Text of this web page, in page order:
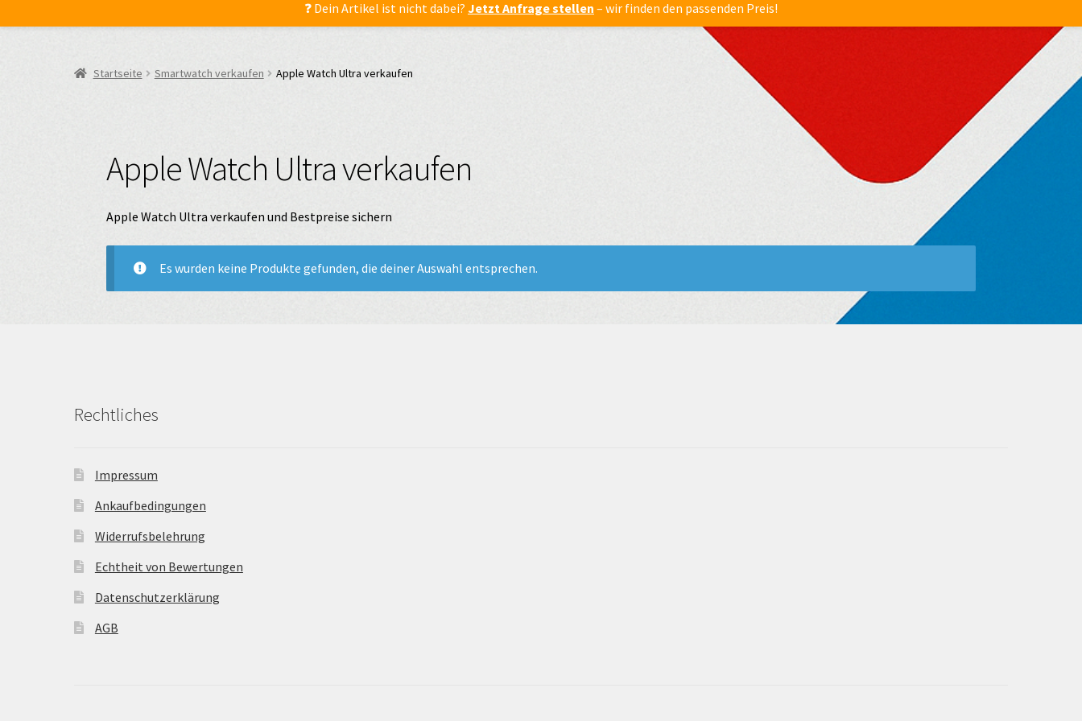
❓ Dein Artikel ist nicht dabei? Jetzt Anfrage stellen – wir finden den passenden Preis!
Startseite Smartwatch verkaufen Apple Watch Ultra verkaufen
Apple Watch Ultra verkaufen
Apple Watch Ultra verkaufen und Bestpreise sichern
Es wurden keine Produkte gefunden, die deiner Auswahl entsprechen.
Rechtliches
Impressum
Ankaufbedingungen
Widerrufsbelehrung
Echtheit von Bewertungen
Datenschutzerklärung
AGB